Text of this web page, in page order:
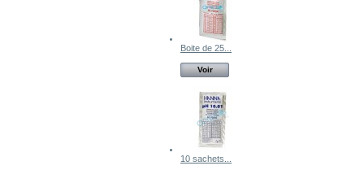
Boite de 25...
Voir
10 sachets...